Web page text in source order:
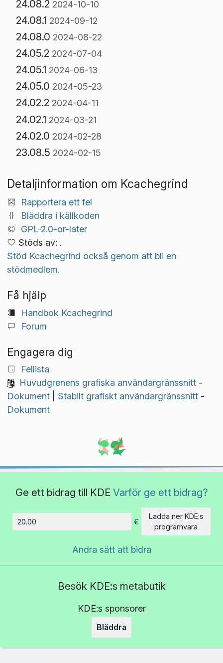
24.08.2 2024-10-10
24.08.1 2024-09-12
24.08.0 2024-08-22
24.05.2 2024-07-04
24.05.1 2024-06-13
24.05.0 2024-05-23
24.02.2 2024-04-11
24.02.1 2024-03-21
24.02.0 2024-02-28
23.08.5 2024-02-15
Detaljinformation om Kcachegrind
Rapportera ett fel
Bläddra i källkoden
GPL-2.0-or-later
Stöds av: .
Stöd Kcachegrind också genom att bli en
stödmedlem.
Få hjälp
Handbok Kcachegrind
Forum
Engagera dig
Fellista
Huvudgrenens grafiska användargränssnitt-
Dokument| Stabilt grafiskt användargränssnitt-
Dokument
Ge ett bidrag till KDE Varför ge ett bidrag?
€
Ladda ner KDE:s
programvara
Andra sätt att bidra
Besök KDE:s metabutik
KDE:s sponsorer
Bläddra